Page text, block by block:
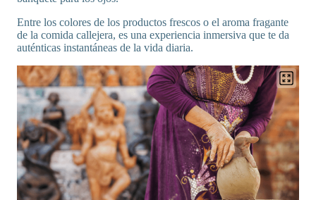
Entre los colores de los productos frescos o el aroma fragante
de la comida callejera, es una experiencia inmersiva que te da
auténticas instantáneas de la vida diaria.